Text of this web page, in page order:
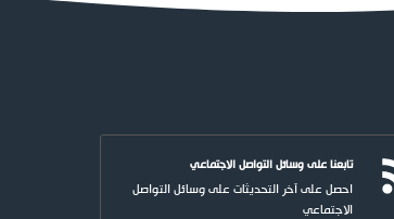
تابعنا على وسائل التواصل الاجتماعي
احصل على آخر التحديثات على وسائل التواصل
الاجتماعي